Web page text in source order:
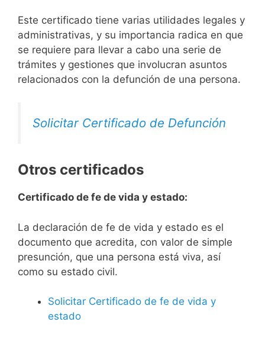
Este certificado tiene varias utilidades legales y
administrativas, y su importancia radica en que
se requiere para llevar a cabo una serie de
trámites y gestiones que involucran asuntos
relacionados con la defunción de una persona.
Solicitar Certificado de Defunción
Otros certificados
Certificado de fe de vida y estado:
La declaración de fe de vida y estado es el
documento que acredita, con valor de simple
presunción, que una persona está viva, así
como su estado civil.
Solicitar Certificado de fe de vida y
estado